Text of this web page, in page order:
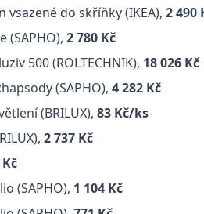
vsazené do skříňky (IKEA), 2 490
(SAPHO), 2 780 Kč
500 (ROLTECHNIK), 18 026 Kč
(SAPHO), 4 282 Kč
(BRILUX), 83 Kč/ks
2 737 Kč
(SAPHO), 1 104 Kč